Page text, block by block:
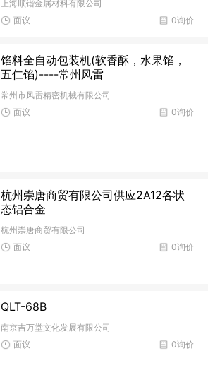
上海顺锴金属材料有限公司
0询价
面议
馅料全自动包装机(软香酥，水果馅，
五仁馅)----常州风雷
常州市风雷精密机械有限公司
0询价
面议
杭州崇唐商贸有限公司供应2A12各状
态铝合金
杭州崇唐商贸有限公司
0询价
面议
QLT-68B
南京吉万堂文化发展有限公司
0询价
面议